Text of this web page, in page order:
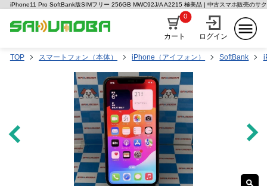
iPhone11 Pro SoftBank版SIMフリー 256GB MWC92J/A A2215 極美品 | 中古スマホ販売のサ
カート
0
ログイン
TOP スマートフォン（本体） iPhone（アイフォン） SoftBank